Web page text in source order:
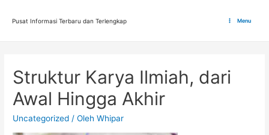
Pusat Informasi Terbaru dan Terlengkap Menu
Struktur Karya Ilmiah, dari
Awal Hingga Akhir
Uncategorized / OlehWhipar